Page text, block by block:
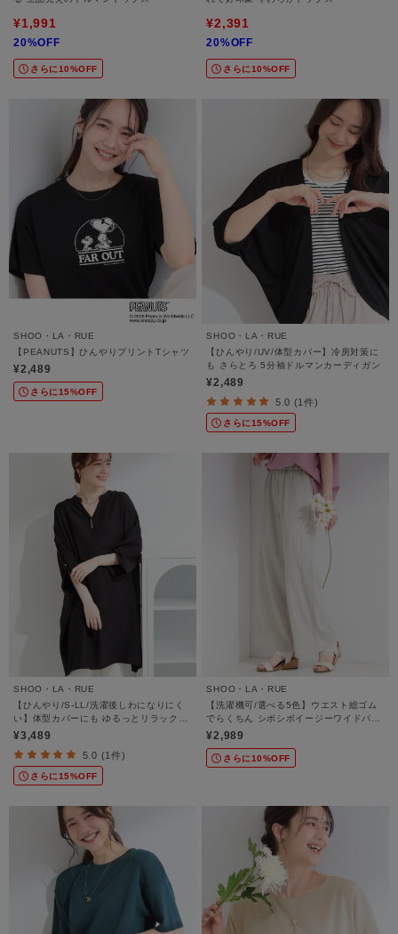
¥1,991
20%OFF
さらに10%OFF
¥2,391
20%OFF
さらに10%OFF
SHOO・LA・RUE
【PEANUTS】ひんやりプリントTシャツ
¥2,489
さらに15%OFF
SHOO・LA・RUE
【ひんやり/UV/体型カバー】冷房対策に
も さらとろ 5分袖ドルマンカーディガン
¥2,489
5.0 (1件)
さらに15%OFF
SHOO・LA・RUE
【ひんやり/S-LL/洗濯後しわになりにく
い】体型カバーにも ゆるっとリラックス
チュニック
¥3,489
5.0 (1件)
さらに15%OFF
SHOO・LA・RUE
【洗濯機可/選べる5色】ウエスト総ゴム
でらくちん シボシボイージーワイドパン
ツ
¥2,989
さらに10%OFF